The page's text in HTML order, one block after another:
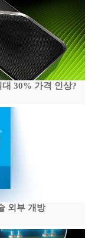
30% 가격 인상?
외부 개방